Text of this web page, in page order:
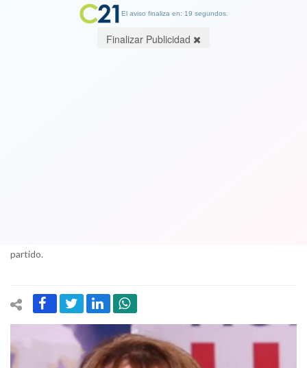
partido.
El aviso finaliza en: 18 segundos.
Finalizar Publicidad